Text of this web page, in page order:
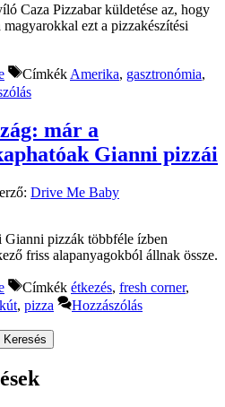
Caza Pizzabar küldetése az, hogy
magyarokkal ezt a pizzakészítési
Címkék Amerika, gasztronómia,
már a
Gianni pizzái
Drive Me Baby
pizzák többféle ízben
friss alapanyagokból állnak össze.
Címkék étkezés, fresh corner,
, pizza
Hozzászólás
Keresés